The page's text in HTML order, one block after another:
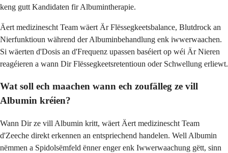
keng gutt Kandidaten fir Albumintherapie.
Äert medizinescht Team wäert Är Flëssegkeetsbalance, Blutdrock an
Nierfunktioun während der Albuminbehandlung enk iwwerwaachen.
Si wäerten d'Dosis an d'Frequenz upassen baséiert op wéi Är Nieren
reagéieren a wann Dir Flëssegkeetsretentioun oder Schwellung erliewt.
Wat soll ech maachen wann ech zoufälleg ze vill
Albumin kréien?
Wann Dir ze vill Albumin kritt, wäert Äert medizinescht Team
d'Zeeche direkt erkennen an entspriechend handelen. Well Albumin
nëmmen a Spidolsëmfeld ënner enger enk Iwwerwaachung gëtt, sinn